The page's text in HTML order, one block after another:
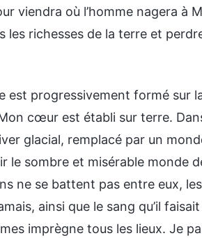
viendra où l’homme nagera à
richesses de la terre et
est progressivement formé sur
cœur est établi sur terre.
glacial, remplacé par un
le sombre et misérable monde
ne se battent pas entre eux,
ainsi que le sang qu’il
imprègne tous les lieux. Je